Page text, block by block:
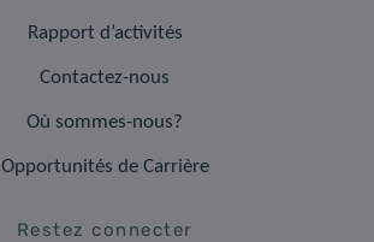
Rapport d’activités
Contactez-nous
Où sommes-nous?
Opportunités de Carrière
Restez connecter